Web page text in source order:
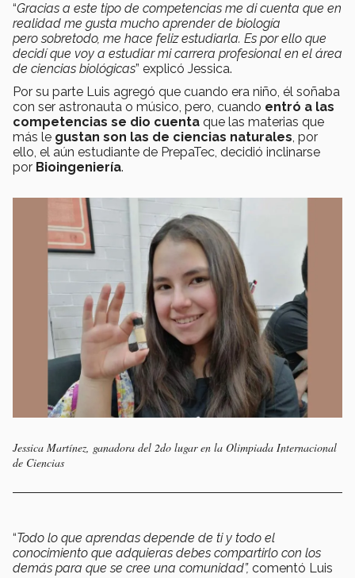
“Gracias a este tipo de competencias me di cuenta que en
realidad me gusta mucho aprender de biología
pero sobretodo, me hace feliz estudiarla. Es por ello que
decidí que voy a estudiar mi carrera profesional en el área
de ciencias biológicas” explicó Jessica.
Por su parte Luis agregó que cuando era niño, él soñaba
con ser astronauta o músico, pero, cuando entró a las
competencias se dio cuenta que las materias que
más le gustan son las de ciencias naturales, por
ello, el aún estudiante de PrepaTec, decidió inclinarse
por Bioingeniería.
Jessica Martínez, ganadora del 2do lugar en la Olimpiada Internacional
de Ciencias
“Todo lo que aprendas depende de ti y todo el
conocimiento que adquieras debes compartirlo con los
demás para que se cree una comunidad”, comentó Luis